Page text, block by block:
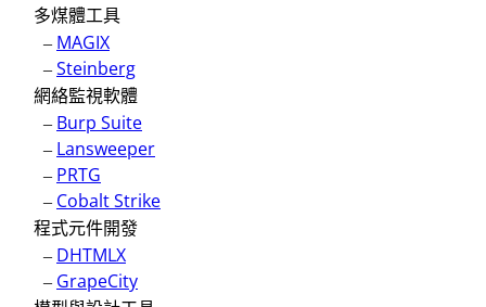
多煤體工具
– MAGIX
–Steinberg
網絡監視軟體
– Burp Suite
– Lansweeper
– PRTG
– Cobalt Strike
程式元件開發
– DHTMLX
– GrapeCity